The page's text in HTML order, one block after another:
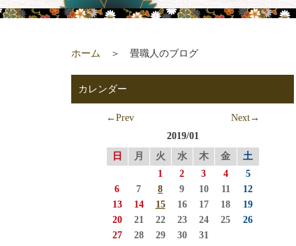
ホーム ＞ 畳職人のブログ
カレンダー
←Prev
Next→
2019/01
日
月 火 水 木 金
土
1
2 3 4
5
6
7 8 9 10 11
12
13
14 15 16 17 18
19
20
21 22 23 24 25
26
27
28 29 30 31